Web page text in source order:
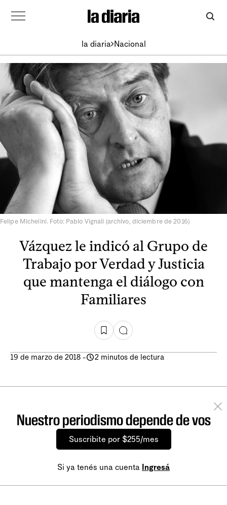
la diaria Nacional
Felipe Michelini. Foto: Pablo Vignali (archivo, diciembre de 2016)
Vázquez le indicó al Grupo de
Trabajo por Verdad y Justicia
que mantenga el diálogo con
Familiares
19 de marzo de 2018 - 2 minutos de lectura
Nuestro periodismo depende de vos
Suscribite por $255/mes
Si ya tenés una cuenta Ingresá